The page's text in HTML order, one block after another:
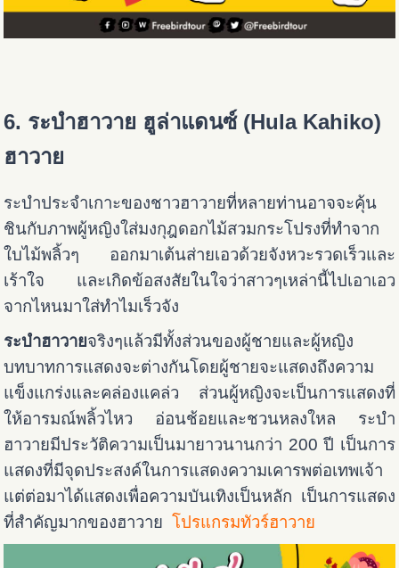
6. ระบำฮาวาย ฮูล่าแดนซ์ (Hula Kahiko)
ฮาวาย
ระบำประจำเกาะของชาวฮาวายที่หลายท่านอาจจะคุ้น
ชินกับภาพผู้หญิงใส่มงกุฎดอกไม้สวมกระโปรงที่ทำจาก
ใบไม้พลิ้วๆ ออกมาเต้นส่ายเอวด้วยจังหวะรวดเร็วและ
เร้าใจ และเกิดข้อสงสัยในใจว่าสาวๆเหล่านี้ไปเอาเอว
จากไหนมาใส่ทำไมเร็วจัง
ระบำฮาวายจริงๆแล้วมีทั้งส่วนของผู้ชายและผู้หญิง
บทบาทการแสดงจะต่างกันโดยผู้ชายจะแสดงถึงความ
แข็งแกร่งและคล่องแคล่ว ส่วนผู้หญิงจะเป็นการแสดงที่
ให้อารมณ์พลิ้วไหว อ่อนช้อยและชวนหลงใหล ระบำ
ฮาวายมีประวัติความเป็นมายาวนานกว่า 200 ปี เป็นการ
แสดงที่มีจุดประสงค์ในการแสดงความเคารพต่อเทพเจ้า
แต่ต่อมาได้แสดงเพื่อความบันเทิงเป็นหลัก เป็นการแสดง
ที่สำคัญมากของฮาวายโปรแกรมทัวร์ฮาวาย